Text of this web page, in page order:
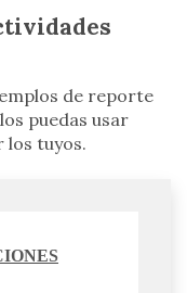
de reporte
puedas usar
tuyos.